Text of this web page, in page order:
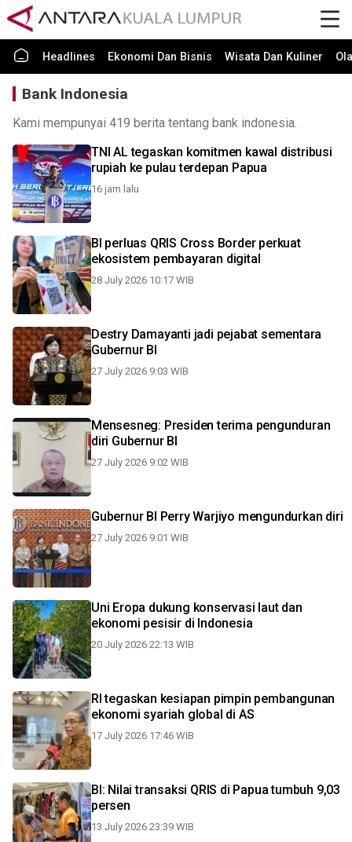
Headlines Ekonomi Dan Bisnis Wisata Dan Kuliner
Bank Indonesia
Kami mempunyai 419 berita tentang bank indonesia.
TNI AL tegaskan komitmen kawal distribusi
rupiah ke pulau terdepan Papua
16 jam lalu
BI perluas QRIS Cross Border perkuat
ekosistem pembayaran digital
28 July 2026 10:17 WIB
Destry Damayanti jadi pejabat sementara
Gubernur BI
27 July 2026 9:03 WIB
Mensesneg: Presiden terima pengunduran
diri Gubernur BI
27 July 2026 9:02 WIB
Gubernur BI Perry Warjiyo mengundurkan diri
27 July 2026 9:01 WIB
Uni Eropa dukung konservasi laut dan
ekonomi pesisir di Indonesia
20 July 2026 22:13 WIB
RI tegaskan kesiapan pimpin pembangunan
ekonomi syariah global di AS
17 July 2026 17:46 WIB
BI: Nilai transaksi QRIS di Papua tumbuh 9,03
persen
13 July 2026 23:39 WIB